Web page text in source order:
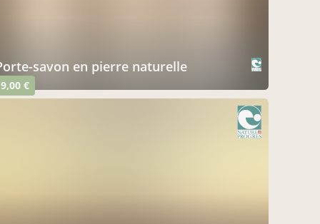
porte-savon en pierre naturelle
9,00 €